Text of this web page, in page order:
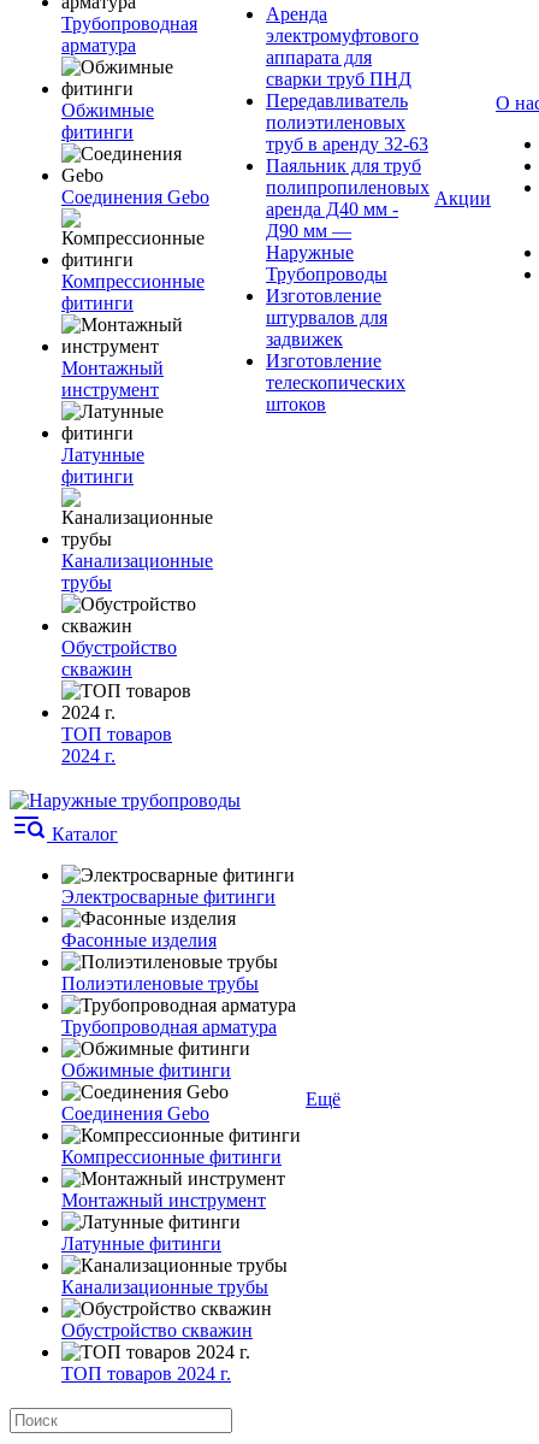
Трубопроводная
арматура
Обжимные
фитинги
Соединения Gebo
Компрессионные
фитинги
Монтажный
инструмент
Латунные
фитинги
Канализационные
трубы
Обустройство
скважин
ТОП товаров
2024 г.
Аренда
электромуфтового
аппарата для
сварки труб ПНД
Передавливатель
полиэтиленовых
труб в аренду 32-63
Паяльник для труб
полипропиленовых
аренда Д40 мм -
Д90 мм —
Наружные
Трубопроводы
Изготовление
штурвалов для
задвижек
Изготовление
телескопических
штоков
Акции
О
Каталог
Электросварные фитинги
Фасонные изделия
Полиэтиленовые трубы
Трубопроводная арматура
Обжимные фитинги
Соединения Gebo
Компрессионные фитинги
Монтажный инструмент
Латунные фитинги
Канализационные трубы
Обустройство скважин
ТОП товаров 2024 г.
Ещё